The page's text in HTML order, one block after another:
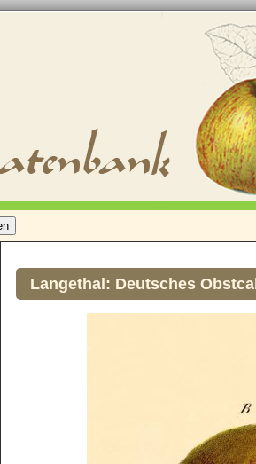
Langethal: Deutsches